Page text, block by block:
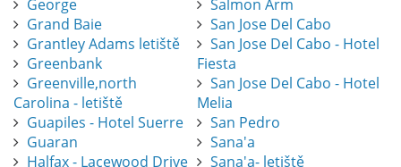
George
Grand Baie
Grantley Adams letiště
Greenbank
Greenville,north
Carolina - letiště
Guapiles - Hotel Suerre
Guaran
Halfax - Lacewood Drive
Salmon Arm
San Jose Del Cabo
San Jose Del Cabo - Hotel
Fiesta
San Jose Del Cabo - Hotel
Melia
San Pedro
Sana'a
Sana'a- letiště